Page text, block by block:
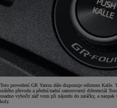
Toto provedení GR Yarisu dále disponuje režimem Kalle.
stálého převodu a přední/zadní samosvorný diferenciál
snadno vybočit záď vozu při nájezdu do zatáčky, a
koly.